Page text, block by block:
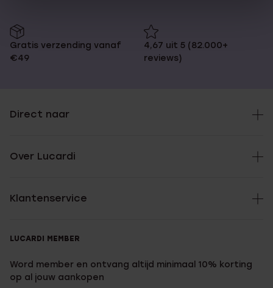
Gratis verzending vanaf
€49
4,67 uit 5 (82.000+
reviews)
Direct naar
Over Lucardi
Klantenservice
LUCARDI MEMBER
Word member en ontvang altijd minimaal 10% korting
op al jouw aankopen